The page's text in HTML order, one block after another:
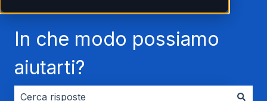
In che modo possiamo
aiutarti?